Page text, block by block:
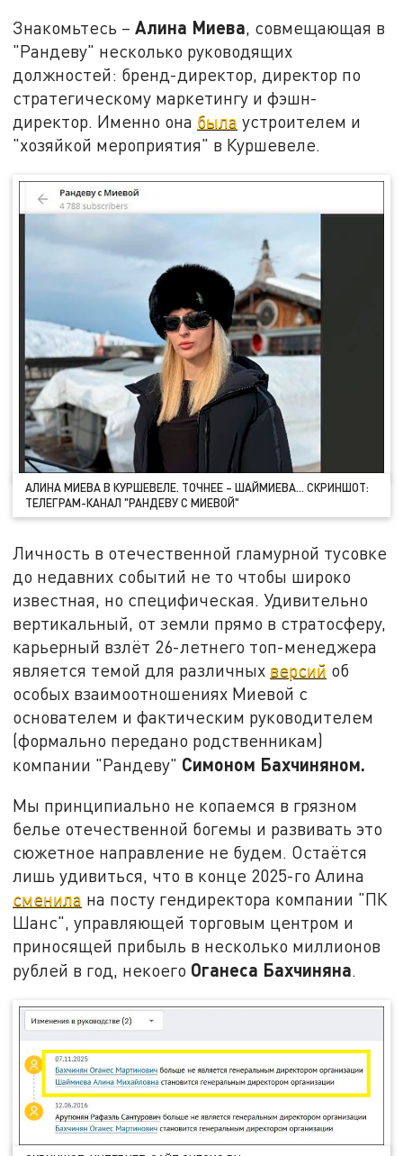
Знакомьтесь –Алина Миева, совмещающая в
"Рандеву" несколько руководящих
должностей: бренд-директор, директор по
стратегическому маркетингу и фэшн-
директор. Именно она была устроителем и
"хозяйкой мероприятия" в Куршевеле.
АЛИНА МИЕВА В КУРШЕВЕЛЕ. ТОЧНЕЕ – ШАЙМИЕВА… СКРИНШОТ:
ТЕЛЕГРАМ-КАНАЛ "РАНДЕВУ С МИЕВОЙ"
Личность в отечественной гламурной тусовке
до недавних событий не то чтобы широко
известная, но специфическая. Удивительно
вертикальный, от земли прямо в стратосферу,
карьерный взлёт 26-летнего топ-менеджера
является темой для различных версий об
особых взаимоотношениях Миевой с
основателем и фактическим руководителем
(формально передано родственникам)
компании "Рандеву" Симоном Бахчиняном.
Мы принципиально не копаемся в грязном
белье отечественной богемы и развивать это
сюжетное направление не будем. Остаётся
лишь удивиться, что в конце 2025-го Алина
сменила на посту гендиректора компании "ПК
Шанс", управляющей торговым центром и
приносящей прибыль в несколько миллионов
рублей в год, некоего Оганеса Бахчиняна.